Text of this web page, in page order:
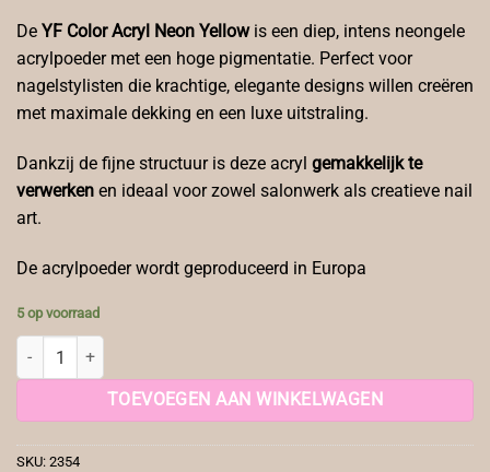
De YF Color Acryl Neon Yellowis een diep, intens neongele
acrylpoeder met een hoge pigmentatie. Perfect voor
nagelstylisten die krachtige, elegante designs willen creëren
met maximale dekking en een luxe uitstraling.
Dankzij de fijne structuur is deze acryl gemakkelijk te
verwerken en ideaal voor zowel salonwerk als creatieve nail
art.
De acrylpoeder wordt geproduceerd in Europa
5 op voorraad
YF Color Acryl Neon Yellow aantal
TOEVOEGEN AAN WINKELWAGEN
SKU: 2354